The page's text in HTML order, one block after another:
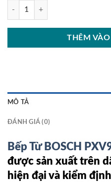
Bếp Từ BOSCH PXV975DV1E số
THÊM
MÔ TẢ
ĐÁNH GIÁ (0)
Bếp Từ BOSCH
được sản xuất trên
hiện đại và kiểm